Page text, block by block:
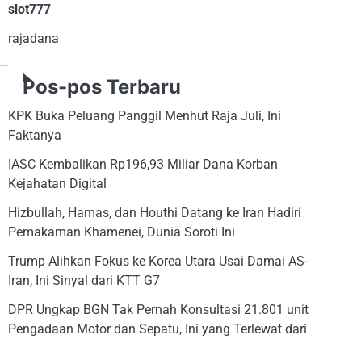
slot777
rajadana
Pos-pos Terbaru
KPK Buka Peluang Panggil Menhut Raja Juli, Ini
Faktanya
IASC Kembalikan Rp196,93 Miliar Dana Korban
Kejahatan Digital
Hizbullah, Hamas, dan Houthi Datang ke Iran Hadiri
Pemakaman Khamenei, Dunia Soroti Ini
Trump Alihkan Fokus ke Korea Utara Usai Damai AS-
Iran, Ini Sinyal dari KTT G7
DPR Ungkap BGN Tak Pernah Konsultasi 21.801 unit
Pengadaan Motor dan Sepatu, Ini yang Terlewat dari